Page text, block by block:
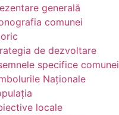
generală
comunei
de dezvoltare
specifice comunei
Naționale
locale